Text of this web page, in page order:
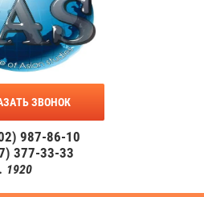
987-86-10
377-33-33
1920
ЗВОНОК